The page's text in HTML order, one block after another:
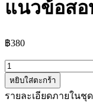
แนวข้อสอ
฿380
จำนวน
แนว
ข้อสอบ
หยิบใส่ตะกร้า
รายละเอียดภายในชุ